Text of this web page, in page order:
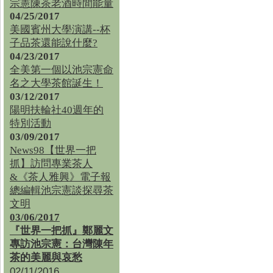
宗憲陳茶老酒時間能量
04/25/2017
美國賓州大學演講--杯
子品茶還能說什麼?
04/23/2017
全美第一個以池宗憲命
名之大學茶館誕生！
03/12/2017
陽明扶輪社40週年的
特別活動
03/09/2017
News98【世界一把
抓】訪問專業茶人
&《茶人雅興》電子報
總編輯池宗憲談探尋茶
文明
03/06/2017
『世界一把抓』鄭麗文
專訪池宗憲：台灣陳年
茶的美麗與哀愁